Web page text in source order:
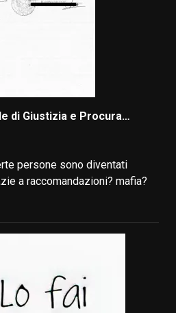
di Giustizia e Procura…
persone sono diventati
a raccomandazioni? mafia?